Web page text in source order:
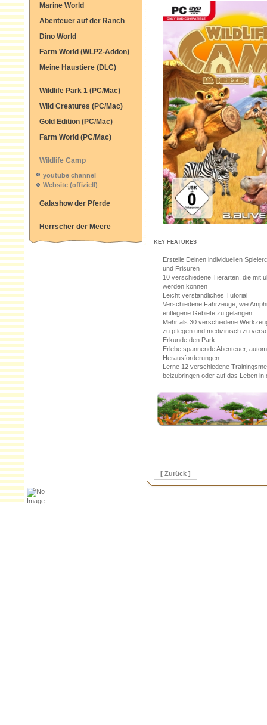
Marine World
Abenteuer auf der Ranch
Dino World
Farm World (WLP2-Addon)
Meine Haustiere (DLC)
- - - - - - - - - - - - - - - - - - - - - - - - -
Wildlife Park 1 (PC/Mac)
Wild Creatures (PC/Mac)
Gold Edition (PC/Mac)
Farm World (PC/Mac)
- - - - - - - - - - - - - - - - - - - - - - - - -
Wildlife Camp
youtube channel
Website (offiziell)
- - - - - - - - - - - - - - - - - - - - - - - - -
Galashow der Pferde
- - - - - - - - - - - - - - - - - - - - - - - - -
Herrscher der Meere
KEY FEATURES
Erstelle Deinen individuellen
und Frisuren
10 verschiedene Tierarten, die mit
werden können
Leicht verständliches Tutorial
Verschiedene Fahrzeuge, wie
entlegene Gebiete zu gelangen
Mehr als 30 verschiedene
zu pflegen und medizinisch zu
Erkunde den Park
Erlebe spannende Abenteuer,
Herausforderungen
Lerne 12 verschiedene
beizubringen oder auf das Leben in
[ Zurück ]